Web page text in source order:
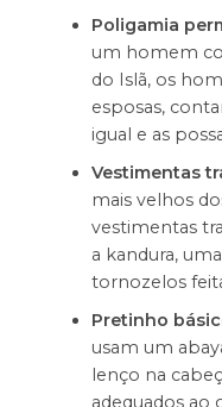
Poligamia
um homem
do Islã, os
esposas,
igual e as
Vestimentas
mais velhos
vestimentas
a kandura,
tornozelos
Pretinho
usam um
lenço na
adequados ao